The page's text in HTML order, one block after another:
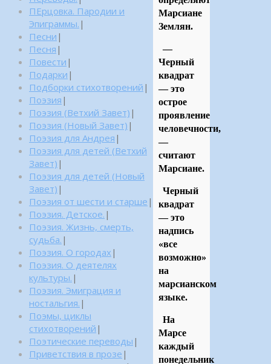
Марсиане
Землян.
—
Черный
квадрат
— это
острое
проявление
человечности,
—
считают
Марсиане.
Черный
квадрат
— это
надпись
«все
возможно»
на
марсианском
языке.
На
Марсе
каждый
понедельник
ПЕрцовка. Пародии и
Эпиграммы. |
Песни |
Песня |
Повести |
Подарки |
Подборки стихотворений |
Поэзия |
Поэзия (Ветхий Завет) |
Поэзия (Новый Завет) |
Поэзия для Андрея |
Поэзия для детей (Ветхий
Завет) |
Поэзия для детей (Новый
Завет) |
Поэзия от шести и старше |
Поэзия. Детское. |
Поэзия. Жизнь, смерть,
судьба. |
Поэзия. О городах |
Поэзия. О деятелях
культуры. |
Поэзия. Эмиграция и
ностальгия. |
Поэмы, циклы
стихотворений |
Поэтические переводы |
Приветствия в прозе |